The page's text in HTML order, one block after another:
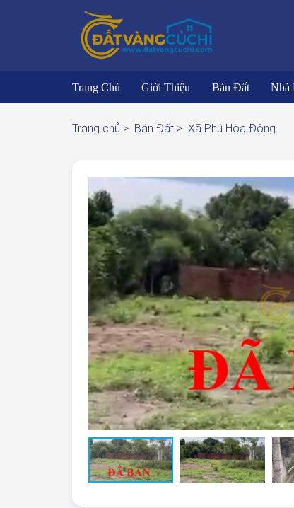
Trang Chủ Giới Thiệu Bán Đất Nhà
Trang chủ > Bán Đất > Xã Phú Hòa Đông